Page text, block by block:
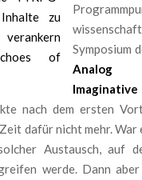
Symposium
Analog
nach dem ersten
dafür nicht mehr.
Austausch, auf
werde. Dann